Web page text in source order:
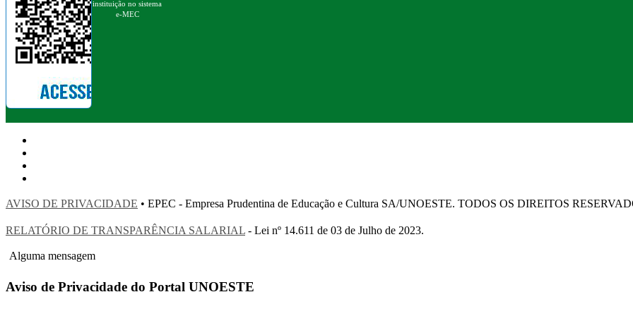
instituição no sistema
e-MEC
AVISO DE PRIVACIDADE • EPEC - Empresa Prudentina de Educação e Cultura SA/UNOESTE. TODOS OS DIREITOS
RELATÓRIO DE TRANSPARÊNCIA SALARIAL - Lei nº 14.611 de 03 de Julho de 2023.
Alguma mensagem
Aviso de Privacidade do Portal UNOESTE